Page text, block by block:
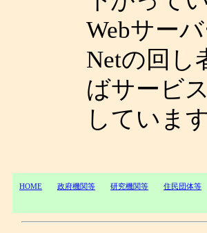
Webサー
Netの回し
ばサービ
しています
HOME 政府機関等 研究機関等 住民団体等